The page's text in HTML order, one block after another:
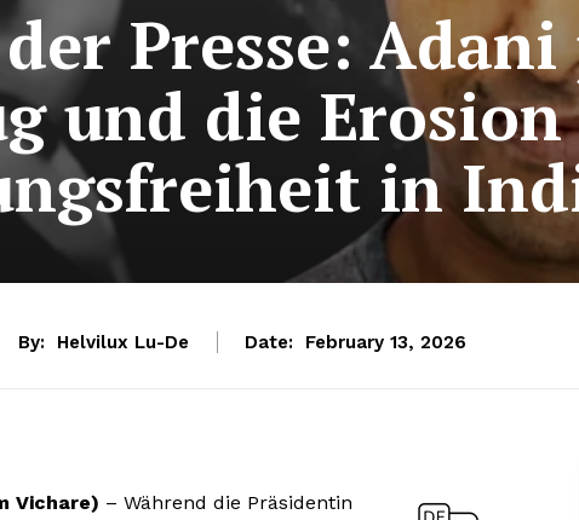
Presse:
und die
in
By: Helvilux Lu-De Date: February 13, 2026
Vichare) – Während die Präsidentin